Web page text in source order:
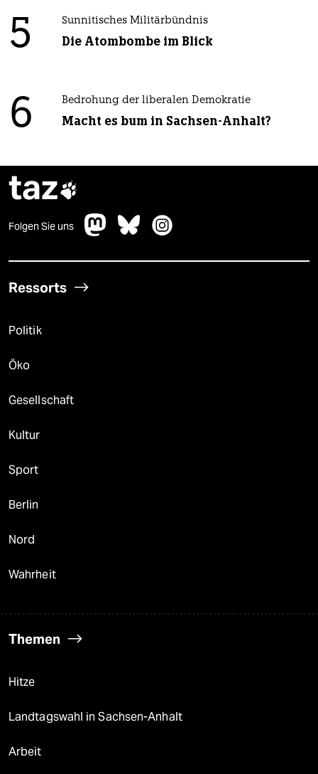
5 Sunnitisches Militärbündnis
Die Atombombe im Blick
6 Bedrohung der liberalen Demokratie
Macht es bum in Sachsen-Anhalt?
taz
Folgen Sie uns
Ressorts
Politik
Öko
Gesellschaft
Kultur
Sport
Berlin
Nord
Wahrheit
Themen
Hitze
Landtagswahl in Sachsen-Anhalt
Arbeit